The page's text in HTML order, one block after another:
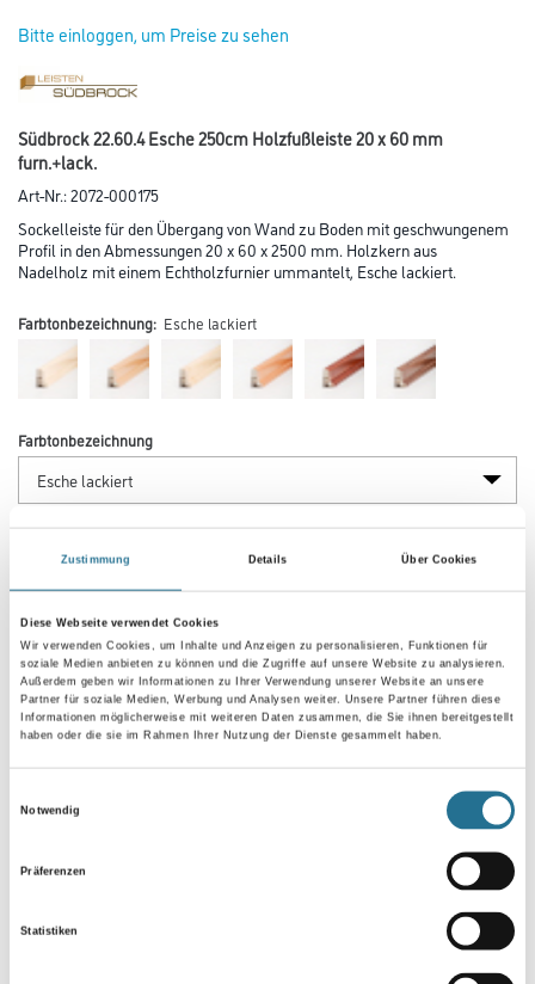
Zustimmung Details Über Cookies
Diese Webseite verwendet Cookies
Wir verwenden Cookies, um Inhalte und Anzeigen zu personalisieren, Funktionen für
soziale Medien anbieten zu können und die Zugriffe auf unsere Website zu analysieren.
Außerdem geben wir Informationen zu Ihrer Verwendung unserer Website an unsere
Partner für soziale Medien, Werbung und Analysen weiter. Unsere Partner führen diese
Informationen möglicherweise mit weiteren Daten zusammen, die Sie ihnen bereitgestellt
haben oder die sie im Rahmen Ihrer Nutzung der Dienste gesammelt haben.
Notwendig
Präferenzen
Statistiken
Bitte einloggen, um Preise zu sehen
Südbrock 22.60.4 Esche 250cm Holzfußleiste 20 x 60 mm
furn.+lack.
Art-Nr.:2072-000175
Sockelleiste für den Übergang von Wand zu Boden mit geschwungenem
Profil in den Abmessungen 20 x 60 x 2500 mm. Holzkern aus
Nadelholz mit einem Echtholzfurnier ummantelt, Esche lackiert.
Farbtonbezeichnung: Esche lackiert
Farbtonbezeichnung
Länge in centimeter
Breite in centimeter
Gebinde
Umrechnungsfaktoren